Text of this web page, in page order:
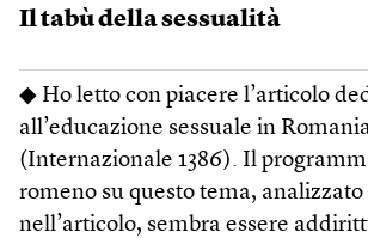
Il tabù della sessualità
◆ Ho letto con piacere l’articolo
all’educazione sessuale in
(Internazionale 1386). Il
romeno su questo tema,
nell’articolo, sembra essere